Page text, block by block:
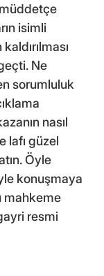
isimli
Ne
sorumluluk
nasıl
lafı güzel
Öyle
konuşmaya
mahkeme
resmi